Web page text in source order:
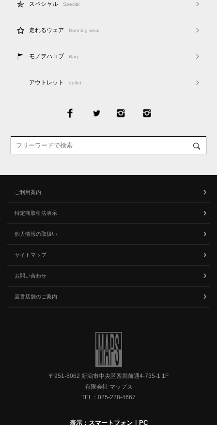
スペシャル Special
走れるウェア Running wear
モノヲハコブ Bag
アウトレット outlet
ご利用案内
特定商取引法表示
個人情報の取扱い
サイトマップ
お問い合わせ
直営店舗のご案内
〒951-8062 新潟市中央区西堀前通4-735-1 1F
有限会社 マップス
TEL： 025-228-4667
表示：スマートフォン｜ PC